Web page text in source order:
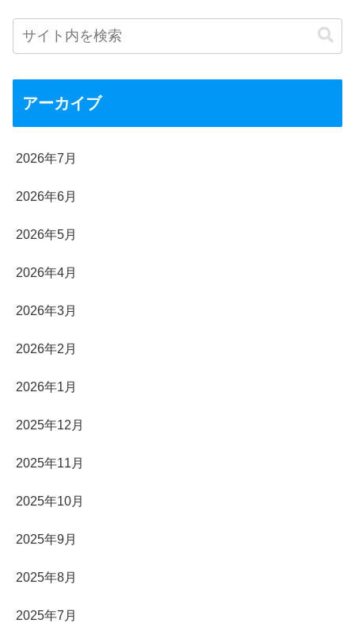
アーカイブ
2026年7月
2026年6月
2026年5月
2026年4月
2026年3月
2026年2月
2026年1月
2025年12月
2025年11月
2025年10月
2025年9月
2025年8月
2025年7月